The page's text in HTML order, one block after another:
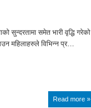
सुन्दरतामा समेत भारी वृद्धि गरेको
महिलाहरुले विभिन्न प्र…
Read more »